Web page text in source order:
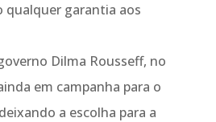
qualquer garantia aos
Dilma Rousseff, no
em campanha para o
a escolha para a